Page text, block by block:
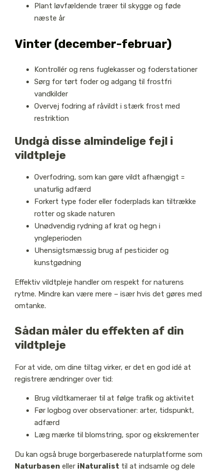
Plant løvfældende træer til skygge og føde
næste år
Vinter (december-februar)
Kontrollér og rens fuglekasser og foderstationer
Sørg for tørt foder og adgang til frostfri
vandkilder
Overvej fodring af råvildt i stærk frost med
restriktion
Undgå disse almindelige fejl i
vildtpleje
Overfodring, som kan gøre vildt afhængigt =
unaturlig adfærd
Forkert type foder eller foderplads kan tiltrække
rotter og skade naturen
Unødvendig rydning af krat og hegn i
yngleperioden
Uhensigtsmæssig brug af pesticider og
kunstgødning
Effektiv vildtpleje handler om respekt for naturens
rytme. Mindre kan være mere – især hvis det gøres med
omtanke.
Sådan måler du effekten af din
vildtpleje
For at vide, om dine tiltag virker, er det en god idé at
registrere ændringer over tid:
Brug vildtkameraer til at følge trafik og aktivitet
Før logbog over observationer: arter, tidspunkt,
adfærd
Læg mærke til blomstring, spor og ekskrementer
Du kan også bruge borgerbaserede naturplatforme som
Naturbasen eller iNaturalist til at indsamle og dele